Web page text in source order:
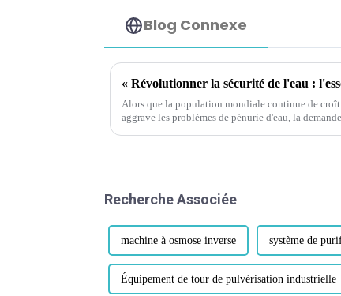
Blog Connexe
Alors que la population mondiale continue de
aggrave les problèmes de pénurie d'eau, la
Recherche Associée
machine à osmose inverse système de
Équipement de tour de pulvérisation industrielle